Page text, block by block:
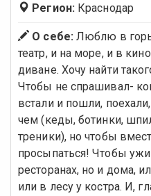
Регион: Краснодар
О себе:Люблю в
театр, и на море, и в
диване. Хочу найти
Чтобы не спрашивал-
встали и пошли,
чем (кеды, ботинки,
треники), но чтобы
просыпаться! Чтобы
ресторанах, но и дома,
или в лесу у костра. И,